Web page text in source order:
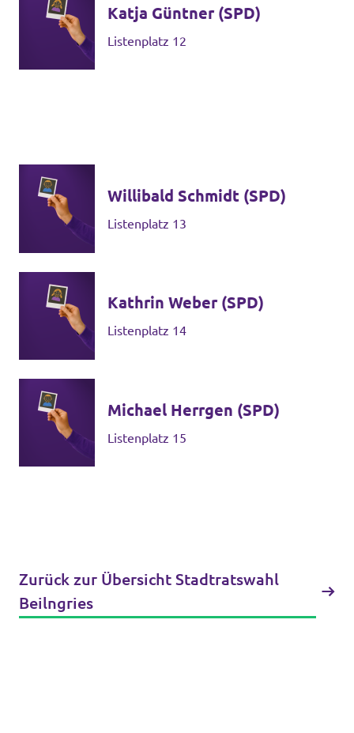
Katja Güntner (SPD)
Listenplatz 12
Willibald Schmidt (SPD)
Listenplatz 13
Kathrin Weber (SPD)
Listenplatz 14
Michael Herrgen (SPD)
Listenplatz 15
Zurück zur Übersicht Stadtratswahl
Beilngries